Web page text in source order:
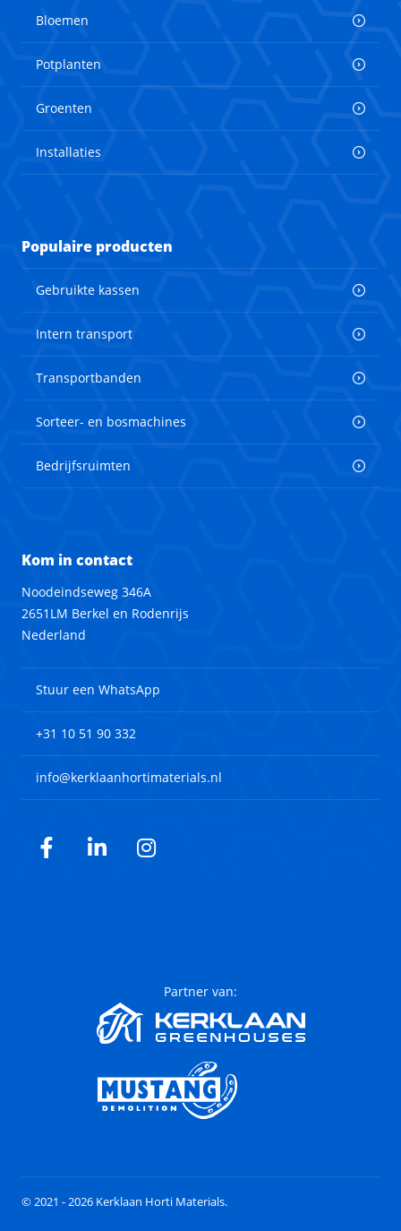
Bloemen
Potplanten
Groenten
Installaties
Populaire producten
Gebruikte kassen
Intern transport
Transportbanden
Sorteer- en bosmachines
Bedrijfsruimten
Kom in contact
Noodeindseweg 346A
2651LM Berkel en Rodenrijs
Nederland
Stuur een WhatsApp
+31 10 51 90 332
info@kerklaanhortimaterials.nl
Facebook
LinkedInInstagram
Partner van:
© 2021 - 2026 Kerklaan Horti Materials.